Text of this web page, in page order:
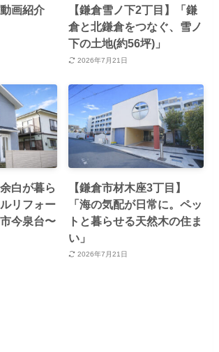
画紹介
【鎌倉雪ノ下2丁目】「鎌
倉と北鎌倉をつなぐ、雪ノ
下の土地(約56坪)」
2026年7月21日
白が暮ら
リフォー
今泉台〜
【鎌倉市材木座3丁目】
「海の気配が日常に。ペッ
トと暮らせる天然木の住ま
い」
2026年7月21日